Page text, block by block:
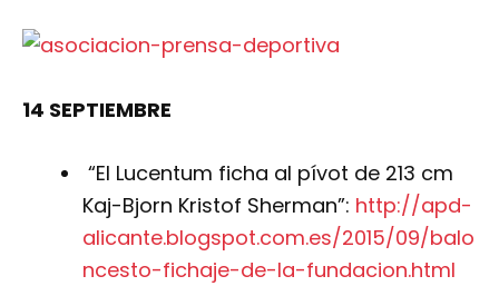
14 SEPTIEMBRE
“El Lucentum ficha al pívot de 213 cm
Kaj-Bjorn Kristof Sherman”: http://apd-
alicante.blogspot.com.es/2015/09/balo
ncesto-fichaje-de-la-fundacion.html